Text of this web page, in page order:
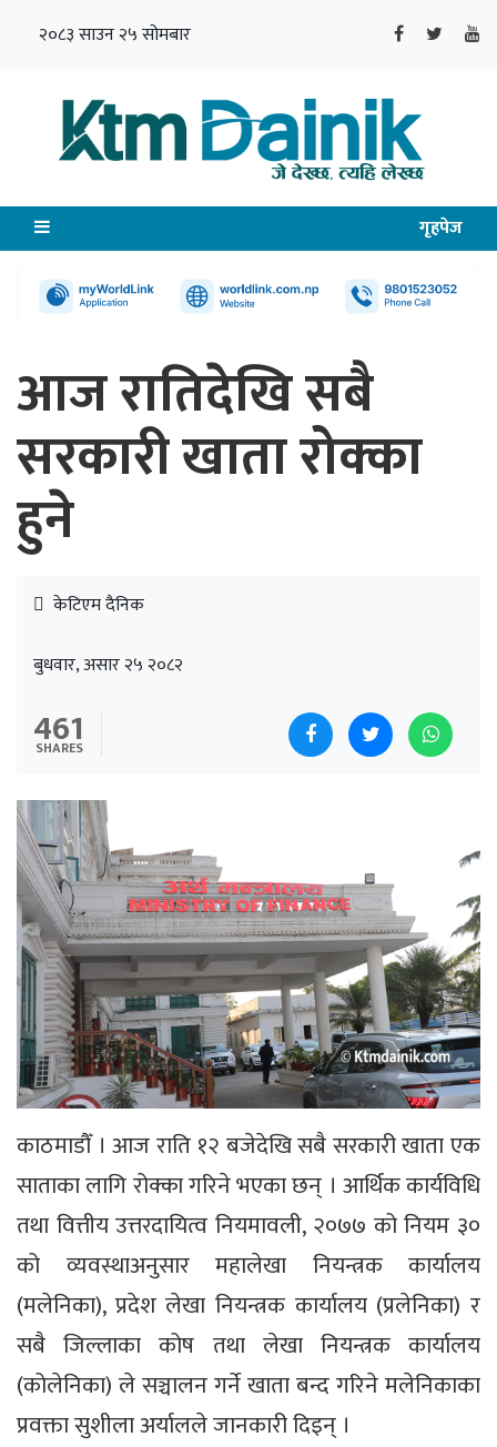
२०८३ साउन २५ सोमबार
गृहपेज
आज रातिदेखि सबै
सरकारी खाता रोक्का
हुने
केटिएम दैनिक
बुधवार, असार २५ २०८२
461
SHARES
काठमाडौँ । आज राति १२ बजेदेखि सबै सरकारी खाता एक
साताका लागि रोक्का गरिने भएका छन् । आर्थिक कार्यविधि
तथा वित्तीय उत्तरदायित्व नियमावली, २०७७ को नियम ३०
को व्यवस्थाअनुसार महालेखा नियन्त्रक कार्यालय
(मलेनिका), प्रदेश लेखा नियन्त्रक कार्यालय (प्रलेनिका) र
सबै जिल्लाका कोष तथा लेखा नियन्त्रक कार्यालय
(कोलेनिका) ले सञ्चालन गर्ने खाता बन्द गरिने मलेनिकाका
प्रवक्ता सुशीला अर्यालले जानकारी दिइन् ।